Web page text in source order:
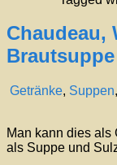
Chaudeau,
Brautsuppe
Getränke, Suppen,
Man kann dies als
als Suppe und